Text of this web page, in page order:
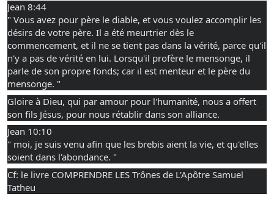
Jean 8:44
" Vous avez pour père le diable, et vous voulez accomplir les
désirs de votre père. Il a été meurtrier dès le
commencement, et il ne se tient pas dans la vérité, parce qu'il
n'y a pas de vérité en lui. Lorsqu'il profère le mensonge, il
parle de son propre fonds; car il est menteur et le père du
mensonge. "
Gloire à Dieu, qui par amour pour l'humanité, nous a offert
son fils Jésus, pour nous rétablir dans son alliance.
Jean 10:10
" moi, je suis venu afin que les brebis aient la vie, et qu'elles
soient dans l'abondance. "
Cf: le livre COMPRENDRE LES Trônes de L'Apôtre Samuel
Tatheu